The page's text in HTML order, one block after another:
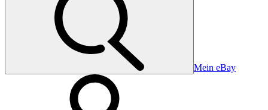
Mein eBay